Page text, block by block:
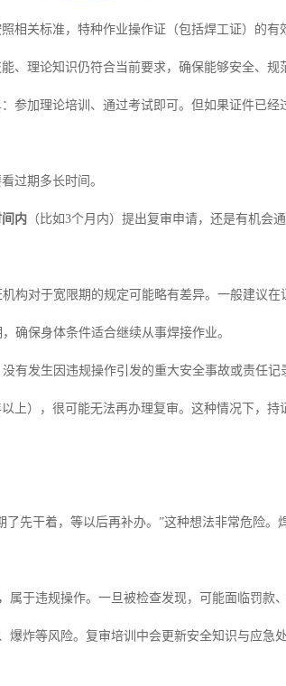
相关标准，特种作业操作证（包括焊工证）的
、理论知识仍符合当前要求，确保能够安全、规
参加理论培训、通过考试即可。但如果证件已经
过期多长时间。
内 （比如3个月内）提出复审申请，还是有机会
构对于宽限期的规定可能略有差异。一般建议在
确保身体条件适合继续从事焊接作业。
有发生因违规操作引发的重大安全事故或责任记
上），很可能无法再办理复审。这种情况下，持
先干着，等以后再补办。”这种想法非常危险。
属于违规操作。一旦被检查发现，可能面临罚款
爆炸等风险。复审培训中会更新安全知识与应急